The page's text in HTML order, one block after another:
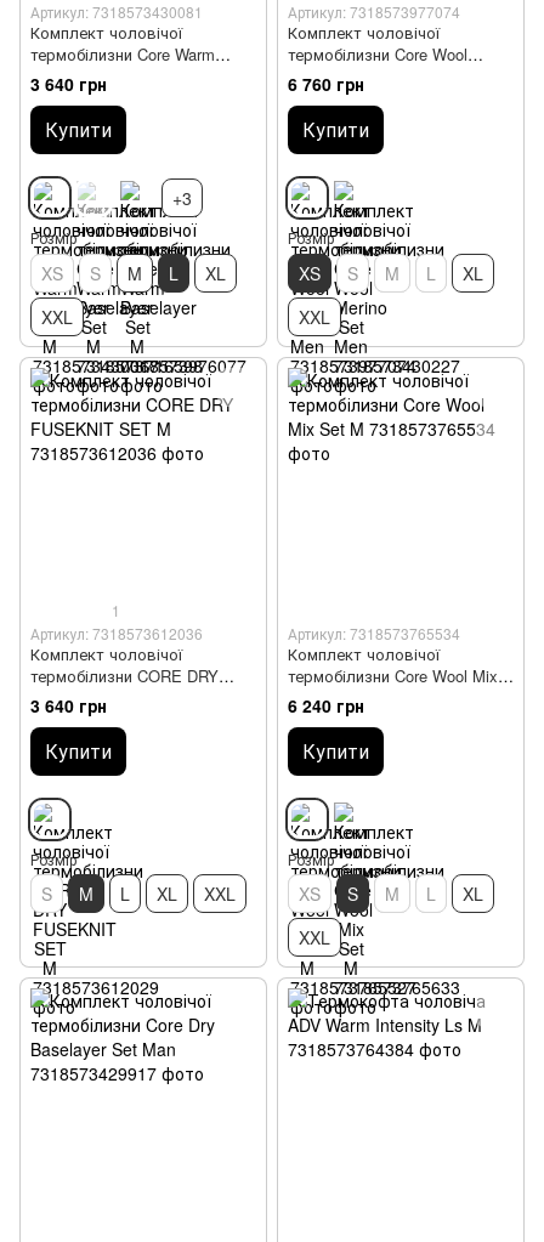
Артикул: 7318573430081
Комплект чоловічої
термобілизни Core Warm
Baselayer Set M
3 640 грн
Купити
+3
Розмір
XS S M L
XL
XXL
Артикул: 7318573977074
Комплект чоловічої
термобілизни Core Wool
Merino Set Men
6 760 грн
Купити
Розмір
XS S M L
XL
XXL
1
Артикул: 7318573612036
Комплект чоловічої
термобілизни CORE DRY
FUSEKNIT SET M
3 640 грн
Купити
Розмір
S M L XL XXL
Артикул: 7318573765534
Комплект чоловічої
термобілизни Core Wool Mix
Set M
6 240 грн
Купити
Розмір
XS S M L
XL
XXL